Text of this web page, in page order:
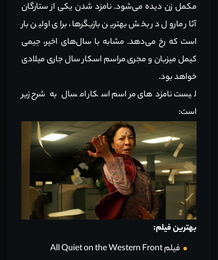
مکمل زن دیده می‌شود. نامزد شدن یکی از ستارگان
آثار مارول در بخش بهترین بازیگرها، برای اولین بار
است که رخ می‌دهد. مشابه با سال‌های اخیر، جیمی
کیمل میزبان و مجری مراسم اسکار سال جاری میلادی
خواهد بود.
لیست نامزدهای مراسم اسکار امسال به شرح زیر
است:
بهترین فیلم:
فیلم All Quiet on the Western Front